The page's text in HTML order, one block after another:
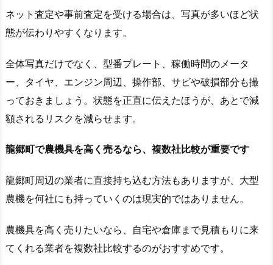
ネット査定や事前査定を受ける場合は、写真が多いほど状
態が伝わりやすくなります。
全体写真だけでなく、型番プレート、稼働時間のメータ
ー、タイヤ、エンジン周辺、操作部、サビや破損部分も撮
っておきましょう。状態を正直に伝えたほうが、あとで減
額されるリスクを減らせます。
龍郷町で農機具を高く売るなら、複数社比較が重要です
龍郷町周辺の業者に直接持ち込む方法もありますが、大型
農機を何社にも持っていくのは現実的ではありません。
農機具を高く売りたいなら、自宅や倉庫まで見積もりに来
てくれる業者を複数社比較するのがおすすめです。